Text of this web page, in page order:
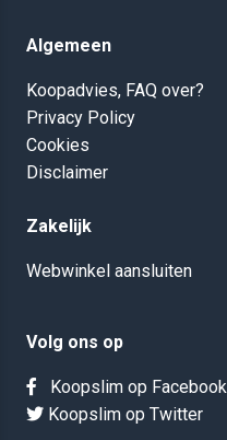
Algemeen
Koopadvies, FAQ over?
Privacy Policy
Cookies
Disclaimer
Zakelijk
Webwinkel aansluiten
Volg ons op
Koopslim op Facebook
Koopslim op Twitter